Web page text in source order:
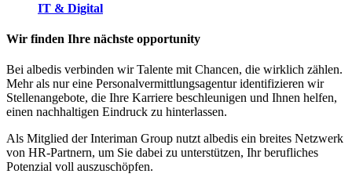
IT & Digital
Wir finden Ihre nächste opportunity
Bei albedis verbinden wir Talente mit Chancen, die wirklich zählen.
Mehr als nur eine Personalvermittlungsagentur identifizieren wir
Stellenangebote, die Ihre Karriere beschleunigen und Ihnen helfen,
einen nachhaltigen Eindruck zu hinterlassen.
Als Mitglied der Interiman Group nutzt albedis ein breites Netzwerk
von HR-Partnern, um Sie dabei zu unterstützen, Ihr berufliches
Potenzial voll auszuschöpfen.